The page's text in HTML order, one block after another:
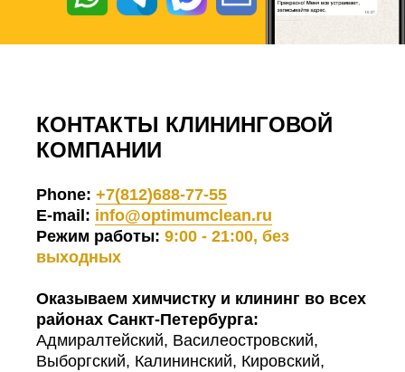
КОНТАКТЫ КЛИНИНГОВОЙ
КОМПАНИИ
Phone: +7(812)688-77-55
E-mail: info@optimumclean.ru
Режим работы: 9:00 - 21:00, без
выходных
Оказываем химчистку и клининг во всех
районах Санкт-Петербурга:
Адмиралтейский, Василеостровский,
Выборгский, Калининский, Кировский,